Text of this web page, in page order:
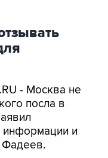
- Москва не
посла в
информации и
Фадеев.